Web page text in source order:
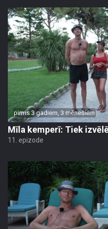
pirms 3 gadiem, 3 mēnešiem
Mīla kemperī: Tiek
11. epizode